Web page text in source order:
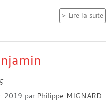
Lire la suite
2019 par Philippe MIGNARD